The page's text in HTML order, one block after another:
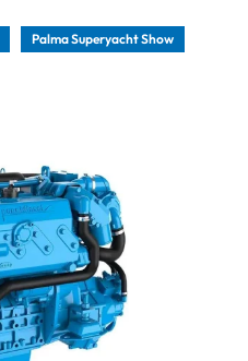
Palma Superyacht Show